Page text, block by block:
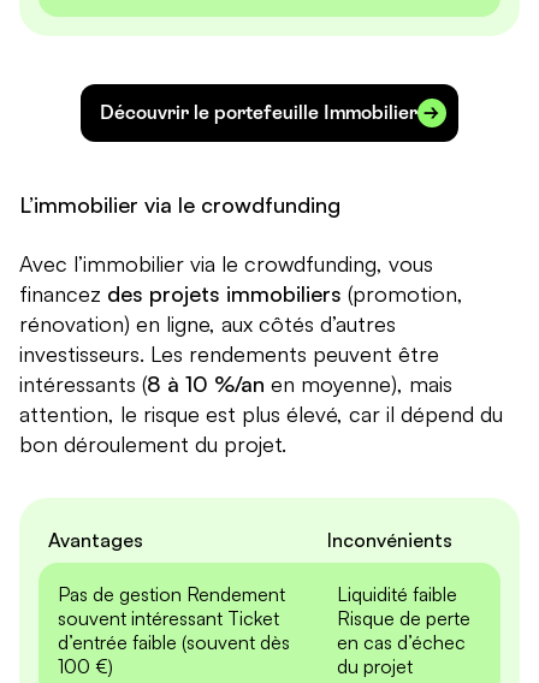
Découvrir le portefeuille Immobilier
L’immobilier via le crowdfunding
Avec l’immobilier via le crowdfunding, vous
financez des projets immobiliers (promotion,
rénovation) en ligne, aux côtés d’autres
investisseurs. Les rendements peuvent être
intéressants (8 à 10 %/an en moyenne), mais
attention, le risque est plus élevé, car il dépend du
bon déroulement du projet.
Avantages Inconvénients
Pas de gestion Rendement
souvent intéressant Ticket
d’entrée faible (souvent dès
100 €)
Liquidité faible
Risque de perte
en cas d’échec
du projet